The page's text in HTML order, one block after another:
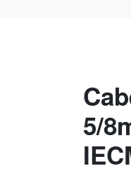
5/